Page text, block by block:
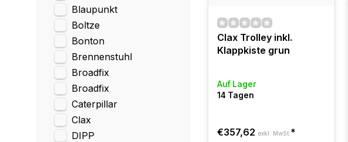
Blaupunkt
Boltze
Bonton
Brennenstuhl
Broadfix
Broadfix
Caterpillar
Clax
DIPP
Clax Trolley inkl.
Klappkiste grun
Auf Lager
14 Tagen
€357,62 exkl. MwSt. *